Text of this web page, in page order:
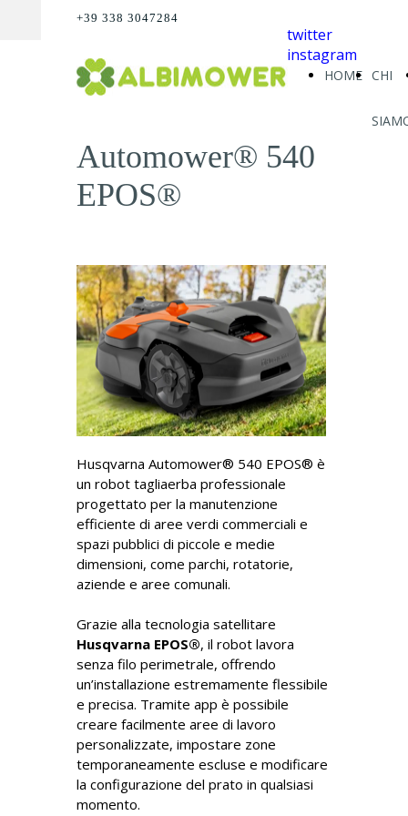
twitter
instagram
+39 338 3047284
HOME CHI
Automower® 540
EPOS®
Husqvarna Automower® 540 EPOS® è
un robot tagliaerba professionale
progettato per la manutenzione
efficiente di aree verdi commerciali e
spazi pubblici di piccole e medie
dimensioni, come parchi, rotatorie,
aziende e aree comunali.
Grazie alla tecnologia satellitare
Husqvarna EPOS®, il robot lavora
senza filo perimetrale, offrendo
un’installazione estremamente flessibile
e precisa. Tramite app è possibile
creare facilmente aree di lavoro
personalizzate, impostare zone
temporaneamente escluse e modificare
la configurazione del prato in qualsiasi
momento.